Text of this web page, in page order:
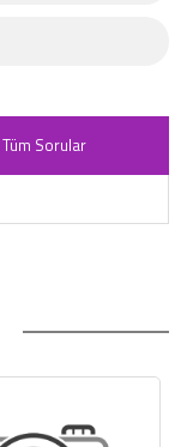
Tüm Sorular